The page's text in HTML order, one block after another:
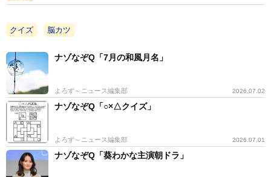
クイズ 脳カツ
ナゾなぞQ「7月の和風月名」
よろず～ニュース編集部 2026.07.02
ナゾなぞQ「○×△クイズ」
よろず～ニュース編集部 2026.07.01
ナゾなぞQ「葵わかな主演朝ドラ」